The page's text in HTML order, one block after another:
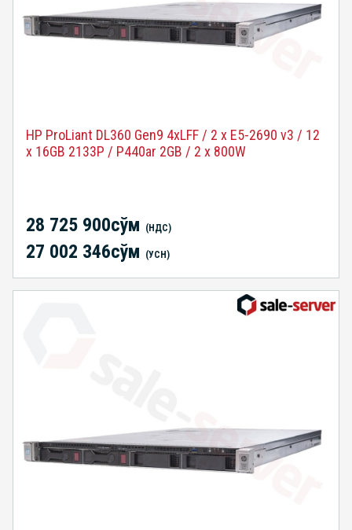
HP ProLiant DL360 Gen9 4xLFF / 2 x E5-2690 v3 / 12
x 16GB 2133P / P440ar 2GB / 2 x 800W
28 725 900сўм (НДС)
27 002 346сўм (УСН)